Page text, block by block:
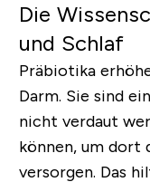
Die
und Schlaf
Präbiotika
Darm. Sie sind
nicht verdaut
können, um dort
versorgen. Das